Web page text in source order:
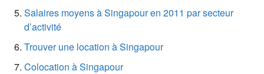
Salaires moyens à Singapour en 2011 par secteur
d’activité
Trouver une location à Singapour
Colocation à Singapour